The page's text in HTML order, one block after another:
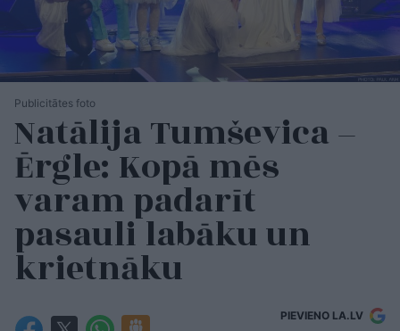
Publicitātes foto
Natālija Tumševica –
Ērgle: Kopā mēs
varam padarīt
pasauli labāku un
krietnāku
PIEVIENO LA.LV